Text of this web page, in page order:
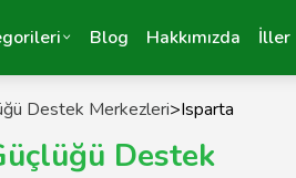
Blog Hakkımızda İller
Destek Merkezleri>Isparta
Destek